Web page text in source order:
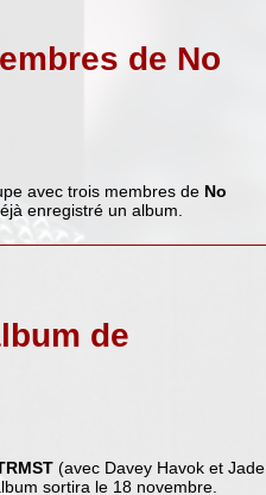
de No
avec trois membres de No
enregistré un album.
de
(avec Davey Havok et Jade
sortira le 18 novembre.